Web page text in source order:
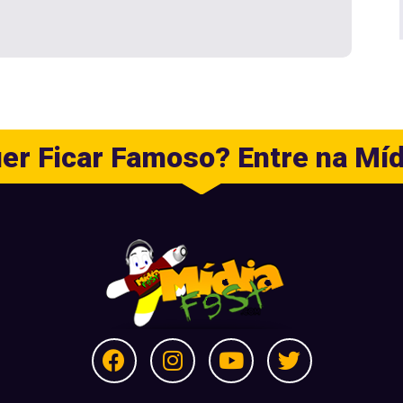
Ficar Famoso? Entre na